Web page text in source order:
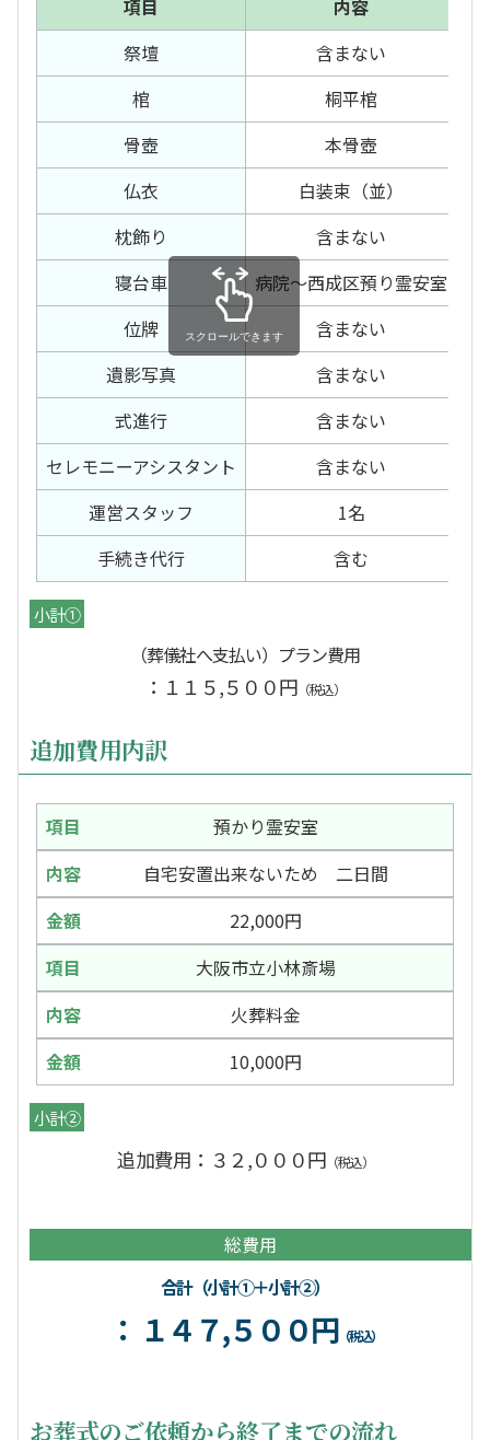
項目
内容
祭壇
含まない
棺
桐平棺
骨壺
本骨壺
仏衣
白装束（並）
枕飾り
含まない
寝台車
病院～西成区預り霊安室
位牌
含まない
遺影写真
含まない
式進行
含まない
セレモニーアシスタント
含まない
運営スタッフ
1名
手続き代行
含む
スクロールできます
小計①
（葬儀社へ支払い）プラン費用
：１１５,５００円 （税込）
追加費用内訳
預かり霊安室
自宅安置出来ないため 二日間
22,000円
大阪市立小林斎場
火葬料金
10,000円
小計②
追加費用：３２,０００円 （税込）
総費用
合計（小計①＋小計②）
： １４７,５００円 （税込）
お葬式のご依頼から終了までの流れ